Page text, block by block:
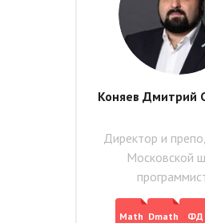
Коняев Дмитрий
Директор и
Московской
Math Dmath ФД